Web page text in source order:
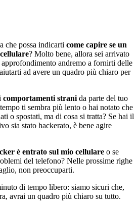
che possa indicarti come capire se un
? Molto bene, allora sei arrivato
andremo a fornirti delle
ad avere un quadro più chiaro per
comportamenti strani da parte del tuo
ti sembra più lento o hai notato che
o spostati, ma di cosa si tratta? Se hai il
sia stato hackerato, è bene agire
è entrato sul mio cellulare o se
del telefono? Nelle prossime righe
non preoccuparti.
di tempo libero: siamo sicuri che,
avrai un quadro più chiaro su tutto.